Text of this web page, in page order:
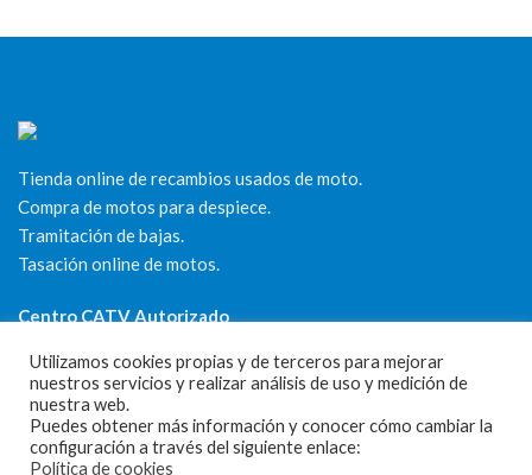
Tienda online de recambios usados de moto.
Compra de motos para despiece.
Tramitación de bajas.
Tasación online de motos.
Centro CATV Autorizado
Utilizamos cookies propias y de terceros para mejorar
nuestros servicios y realizar análisis de uso y medición de
nuestra web.
Puedes obtener más información y conocer cómo cambiar la
configuración a través del siguiente enlace:
Política de cookies